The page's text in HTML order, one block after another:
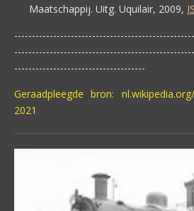
Maatschappij. Uitg. Uquilair, 2009,
-------------------------------------
Geraadpleegde bron:
2021